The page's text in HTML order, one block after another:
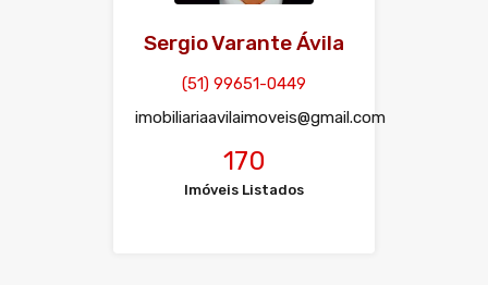
Sergio Varante Ávila
(51) 99651-0449
imobiliariaavilaimoveis@gmail.com
170
Imóveis Listados